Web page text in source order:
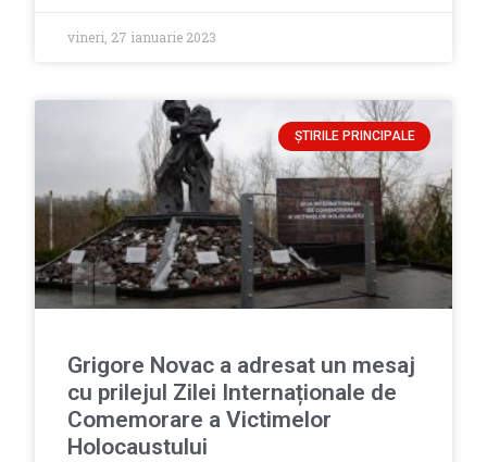
vineri, 27 ianuarie 2023
ȘTIRILE PRINCIPALE
Grigore Novac a adresat un mesaj
cu prilejul Zilei Internaționale de
Comemorare a Victimelor
Holocaustului